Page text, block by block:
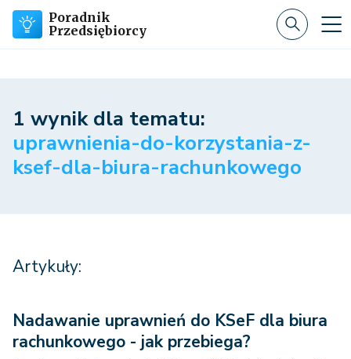
Poradnik
Przedsiębiorcy
1 wynik dla tematu:
uprawnienia-do-korzystania-z-
ksef-dla-biura-rachunkowego
Artykuły:
Nadawanie uprawnień do KSeF dla biura
rachunkowego - jak przebiega?